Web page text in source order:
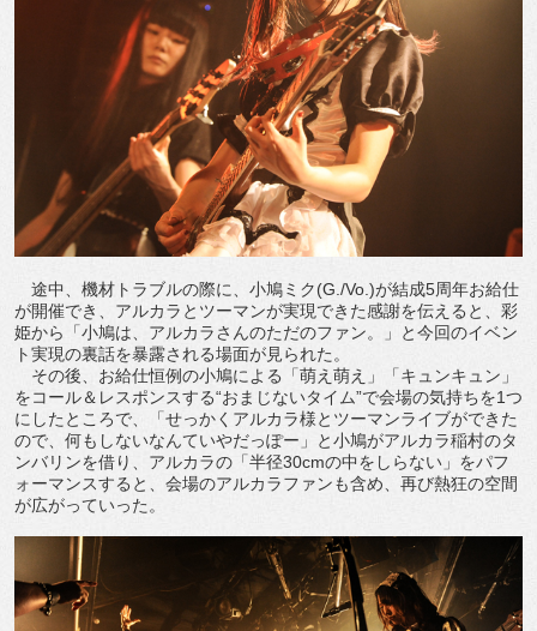
途中、機材トラブルの際に、小鳩ミク(G./Vo.)が結成5周年お給仕
が開催でき、アルカラとツーマンが実現できた感謝を伝えると、彩
姫から「小鳩は、アルカラさんのただのファン。」と今回のイベン
ト実現の裏話を暴露される場面が見られた。
その後、お給仕恒例の小鳩による「萌え萌え」「キュンキュン」
をコール＆レスポンスする“おまじないタイム”で会場の気持ちを1つ
にしたところで、「せっかくアルカラ様とツーマンライブができた
ので、何もしないなんていやだっぽー」と小鳩がアルカラ稲村のタ
ンバリンを借り、アルカラの「半径30cmの中をしらない」をパフ
ォーマンスすると、会場のアルカラファンも含め、再び熱狂の空間
が広がっていった。